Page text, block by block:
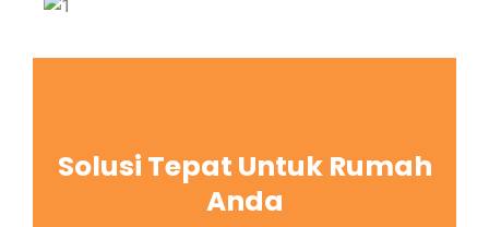
Solusi Tepat Untuk Rumah
Anda